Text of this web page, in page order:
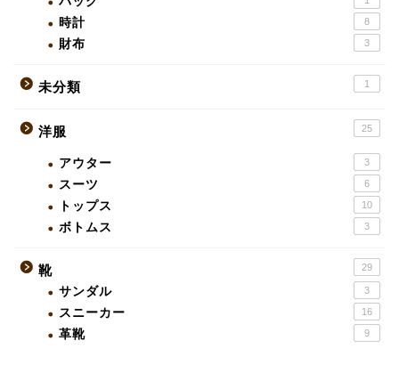
時計 8
財布 3
未分類 1
洋服 25
アウター 3
スーツ 6
トップス 10
ボトムス 3
靴 29
サンダル 3
スニーカー 16
革靴 9